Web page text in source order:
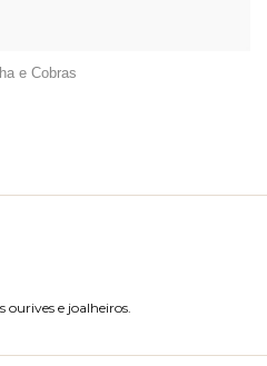
e Cobras
e joalheiros.